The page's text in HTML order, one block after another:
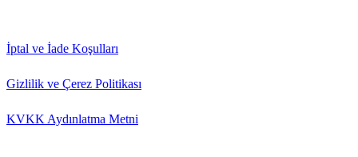
İptal ve İade Koşulları
Gizlilik ve Çerez Politikası
KVKK Aydınlatma Metni